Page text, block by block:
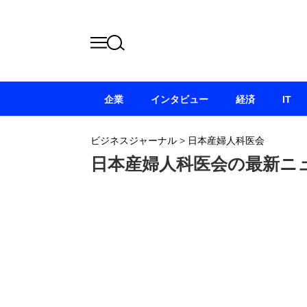
ビジネスジャーナル > 日本産婦人科医会
日本産婦人科医会の最新
企業 インタビュー 経済 IT